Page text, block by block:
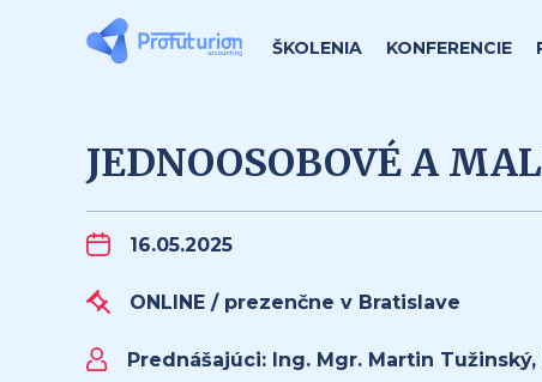
ŠKOLENIA KONFERENCIE
JEDNOOSOBOVÉ A
16.05.2025
ONLINE / prezenčne v Bratislave
Prednášajúci: Ing. Mgr. Martin